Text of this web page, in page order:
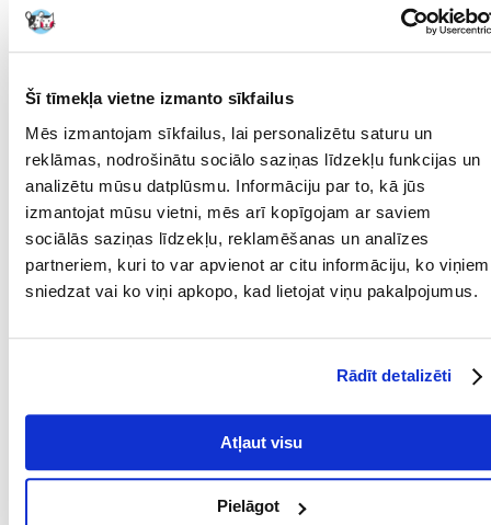
Šī tīmekļa vietne izmanto sīkfailus
Mēs izmantojam sīkfailus, lai personalizētu saturu un
reklāmas, nodrošinātu sociālo saziņas līdzekļu funkcijas un
analizētu mūsu datplūsmu. Informāciju par to, kā jūs
izmantojat mūsu vietni, mēs arī kopīgojam ar saviem
sociālās saziņas līdzekļu, reklamēšanas un analīzes
partneriem, kuri to var apvienot ar citu informāciju, ko viņiem
sniedzat vai ko viņi apkopo, kad lietojat viņu pakalpojumus.
Rādīt detalizēti
Atļaut visu
Pielāgot
Veselīgi, dabiski
kārums
grauzējiem un trušiem. Dabiska kolba, kas sastāv no augstākās
kvalitātes graudaugiem, augļiem, dārzeņiem un garšaugiem, kuri dabā
līdz pat 95 % kolbas tilpuma ir pārtikas produkti. Inovatīvas
tehnoloģijas izmantošana novērš tradicionālo cepšanas procesu.
Turklāt visas Coolbaton sastāvdaļas ir apvienotas ar 100% dabīgām
vielām.
Kolbās nav krāsvielu vai konservantu, un tās ir jautri ēst.Papildus
valriekstu aromātam flakonu sērijā ir pieejami arī citi aromāti
ābolu, garšaugu, dārzeņu, pastinaku, burkānu, asinszāļu, pētersīļu.
Parametri
IEPAKOJUMA SVARS
0.1
VESELĪBAI:
NATURAL-VIT